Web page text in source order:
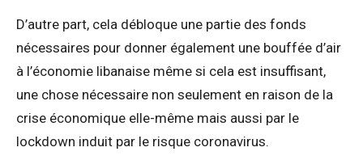
D’autre part, cela débloque une partie des fonds
nécessaires pour donner également une bouffée d’air
à l’économie libanaise même si cela est insuffisant,
une chose nécessaire non seulement en raison de la
crise économique elle-même mais aussi par le
lockdown induit par le risque coronavirus.